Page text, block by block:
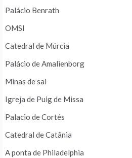
Palácio Benrath
OMSI
Catedral de Múrcia
Palácio de Amalienborg
Minas de sal
Igreja de Puig de Missa
Palacio de Cortés
Catedral de Catânia
A ponta de Philadelphia